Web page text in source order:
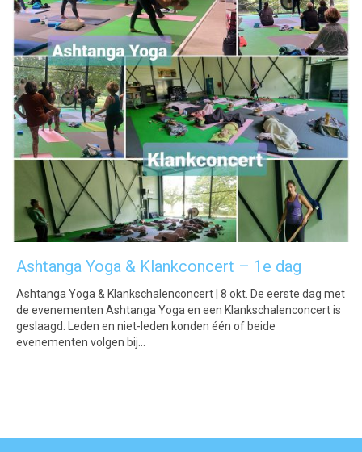
Ashtanga Yoga & Klankconcert – 1e dag
Ashtanga Yoga & Klankschalenconcert | 8 okt. De eerste dag met
de evenementen Ashtanga Yoga en een Klankschalenconcert is
geslaagd. Leden en niet-leden konden één of beide
evenementen volgen bij…